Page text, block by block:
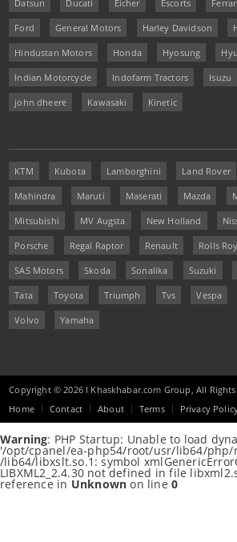
Datsun Ducati Eicher Escorts Ferrari
Ford General Motors Harley Davidson
Hindustan Motors Honda Hyosung
Indian Motorcycle Indofarm Tractors Isuzu
john dheere Kawasaki Kinetic
KTM Kubota Lamborghini Land Rover
Mahindra Maruti Maserati Mazda
Mitsubishi MV Augsta New Holland
Porsche Regal Raptor Renault Rolls
SAS Motors Skoda Sonalika Suzuki
Tata Toyota Triumph Tvs Vespa
Volvo Yamaha
Copyright © 2026 I Khaskhabar.com Group, All Rights
Home
Contact About Terms Privacy
Warning: PHP Startup: Unable to load
'/opt/cpanel/ea-php54/root/usr/lib64/php/
/lib64/libxslt.so.1: symbol
LIBXML2_2.4.30 not defined in file
reference in Unknown on line0